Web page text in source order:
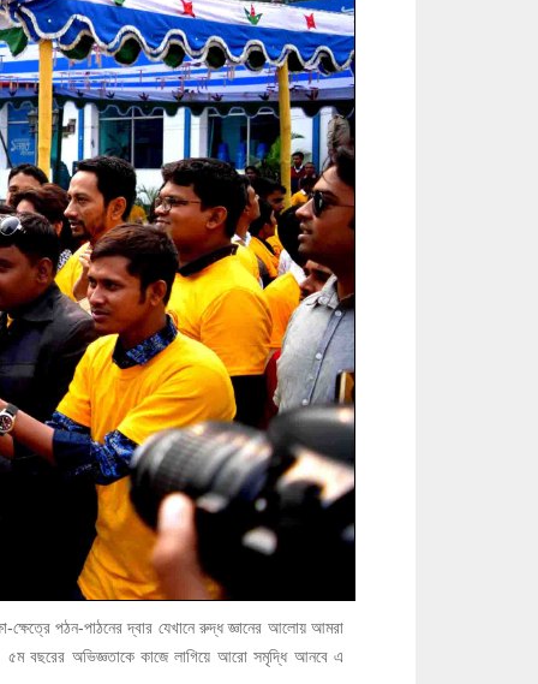
ক্ষেত্রে পঠন-পাঠনের দ্বার যেখানে রুদ্ধ জ্ঞানের আলোয় আমরা
৫ম বছরের অভিজ্ঞতাকে কাজে লাগিয়ে আরো সমৃদ্ধি আনবে এ